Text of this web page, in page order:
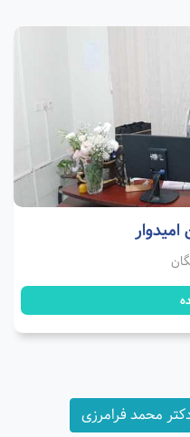
محمد فرامرزی